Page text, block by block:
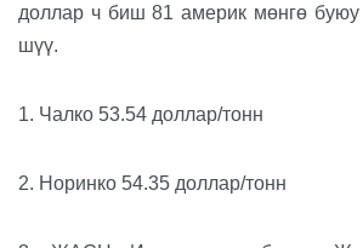
доллар ч биш 81 америк мөнгө буюу
шүү.
1. Чалко 53.54 доллар/тонн
2. Норинко 54.35 доллар/тонн